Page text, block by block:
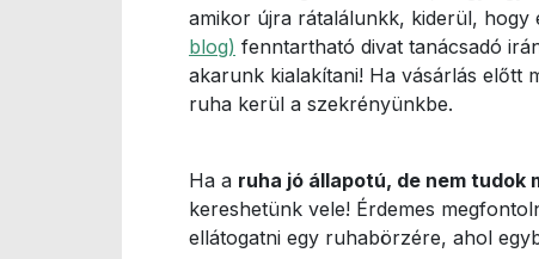
amikor újra rátalálunkk, kiderül, hogy
blog) fenntartható divat tanácsadó
akarunk kialakítani! Ha vásárlás előtt
ruha kerül a szekrényünkbe.
Ha a ruha jó állapotú, de nem tudok
kereshetünk vele! Érdemes
ellátogatni egy ruhabörzére, ahol